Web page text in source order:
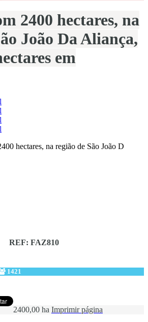
2400 hectares, na
João Da Aliança,
em
REF: FAZ810
1421
2400,00 ha Imprimir página